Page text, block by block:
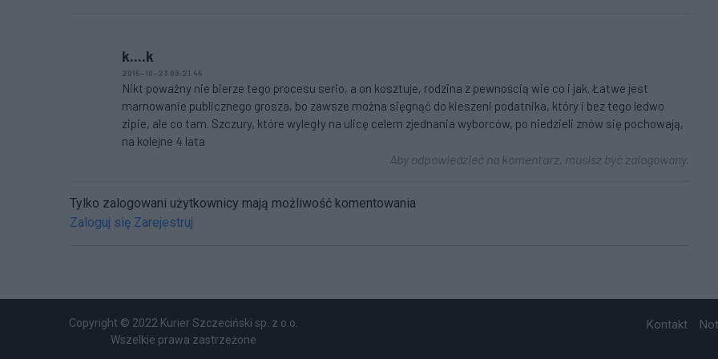
k....k
2015-10-23 09:21:45
Nikt poważny nie bierze tego procesu serio, a on kosztuje, rodzina z pewnością wie co i jak. Łatwe jest
marnowanie publicznego grosza, bo zawsze można sięgnąć do kieszeni podatnika, który i bez tego ledwo
zipie, ale co tam. Szczury, które wyległy na ulicę celem zjednania wyborców, po niedzieli znów się pochowają,
na kolejne 4 lata
Aby odpowiedzieć na komentarz, musisz być zalogowany.
Tylko zalogowani użytkownicy mają możliwość komentowania
Zaloguj się Zarejestruj
Copyright © 2022 Kurier Szczeciński sp. z o.o.
Wszelkie prawa zastrzeżone
Kontakt